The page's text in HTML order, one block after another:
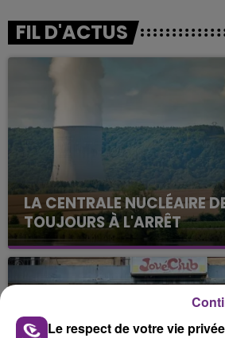
FIL D'ACTUS
LA CENTRALE NUCLÉAIRE
TOUJOURS À L'ARRÊT
Cela fait déjà une semaine que
nucléaire ardennaise est à
justifiée par la sécheresse
Le respect de votre vie